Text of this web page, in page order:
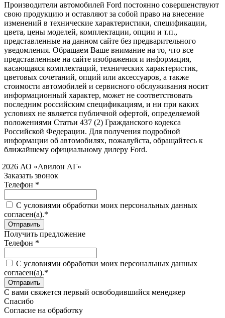
Производители автомобилей Ford постоянно совершенствуют
свою продукцию и оставляют за собой право на внесение
изменений в технические характеристики, спецификации,
цвета, цены моделей, комплектации, опции и т.п.,
представленные на данном сайте без предварительного
уведомления. Обращаем Ваше внимание на то, что все
представленные на сайте изображения и информация,
касающаяся комплектаций, технических характеристик,
цветовых сочетаний, опций или аксессуаров, а также
стоимости автомобилей и сервисного обслуживания носит
информационный характер, может не соответствовать
последним российским спецификациям, и ни при каких
условиях не является публичной офертой, определяемой
положениями Статьи 437 (2) Гражданского кодекса
Российской Федерации. Для получения подробной
информации об автомобилях, пожалуйста, обращайтесь к
ближайшему официальному дилеру Ford.
АО «Авилон АГ»
Заказать звонок
Телефон *
C условиями обработки моих персональных данных
согласен(а).*
Получить предложение
Телефон *
C условиями обработки моих персональных данных
согласен(а).*
С вами свяжется первый освободившийся менеджер
Спасибо
Согласие на обработку